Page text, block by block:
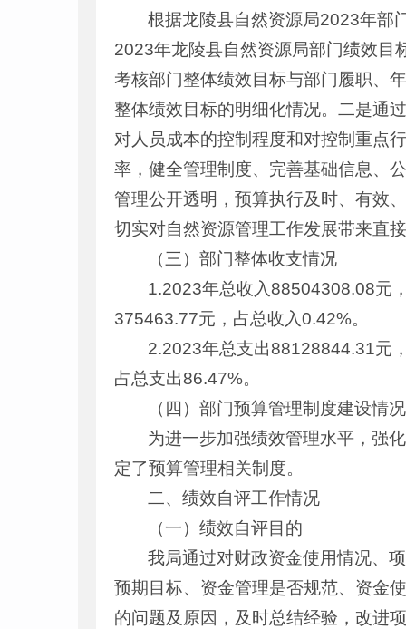
根据龙陵县自然资源局2023年部
2023年龙陵县自然资源局部门绩效目
考核部门整体绩效目标与部门履职、
整体绩效目标的明细化情况。二是通
对人员成本的控制程度和对控制重点
率，健全管理制度、完善基础信息、
管理公开透明，预算执行及时、有效
切实对自然资源管理工作发展带来直
（三）部门整体收支情况
1.2023年总收入88504308.08元
375463.77元，占总收入0.42%。
2.2023年总支出88128844.31元
占总支出86.47%。
（四）部门预算管理制度建设情况
为进一步加强绩效管理水平，强
定了预算管理相关制度。
二、绩效自评工作情况
（一）绩效自评目的
我局通过对财政资金使用情况、
预期目标、资金管理是否规范、资金
的问题及原因，及时总结经验，改进